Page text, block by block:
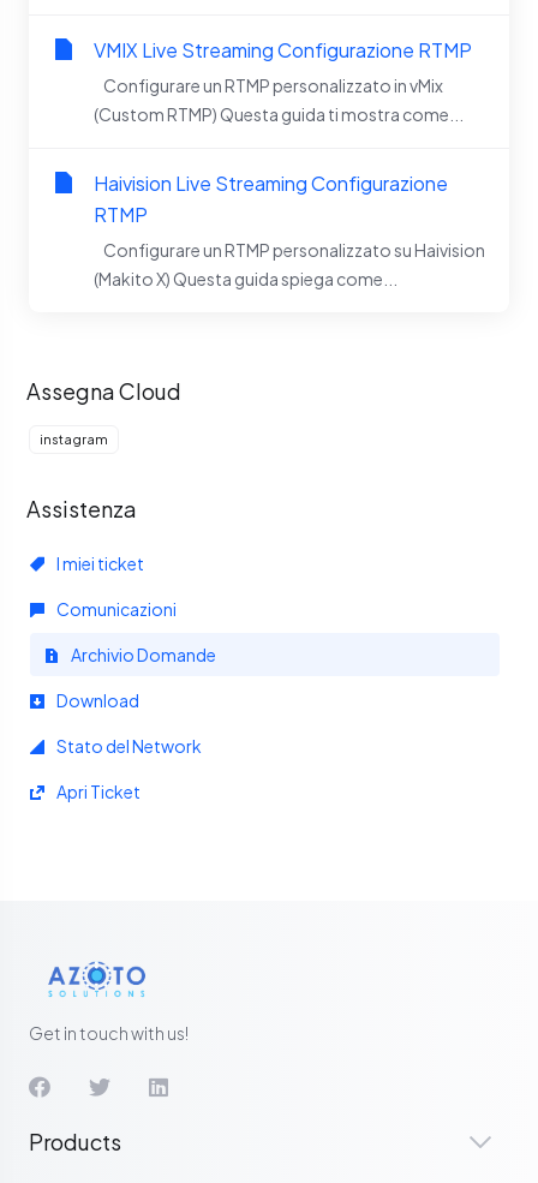
Assegna Cloud
instagram
Assistenza
I miei ticket
Comunicazioni
Archivio Domande
Download
Stato del Network
Apri Ticket
VMIX Live Streaming Configurazione RTMP
Configurare un RTMP personalizzato in vMix
(Custom RTMP) Questa guida ti mostra come...
Haivision Live Streaming Configurazione
RTMP
Configurare un RTMP personalizzato su Haivision
(Makito X) Questa guida spiega come...
Get in touch with us!
Products